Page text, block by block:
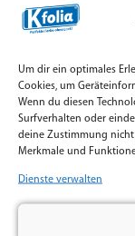
Um dir ein optimales
Cookies, um
Wenn du diesen
Surfverhalten oder
deine Zustimmung
Merkmale und
Dienste verwalten
E-Mail
Nachricht
Ich habe die
verstanden.
Klicken Sie auf „Ich